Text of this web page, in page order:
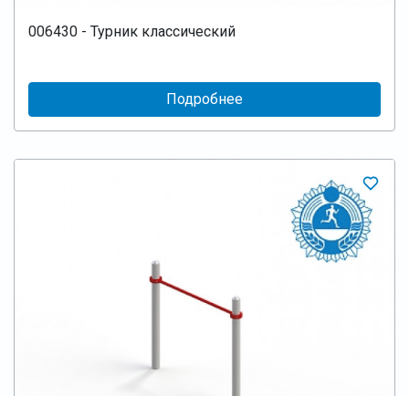
006430 - Турник классический
Подробнее